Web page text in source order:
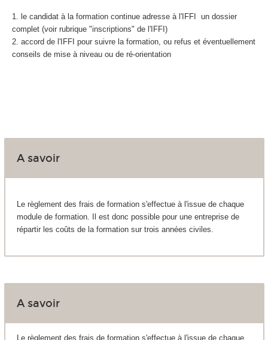
le candidat à la formation continue adresse à l'IFFI un dossier
complet (voir rubrique "inscriptions" de l'IFFI)
accord de l'IFFI pour suivre la formation, ou refus et éventuellement
conseils de mise à niveau ou de ré-orientation
A savoir
Le règlement des frais de formation s'effectue à l'issue de chaque
module de formation. Il est donc possible pour une entreprise de
répartir les coûts de la formation sur trois années civiles.
A savoir
Le règlement des frais de formation s'effectue à l'issue de chaque